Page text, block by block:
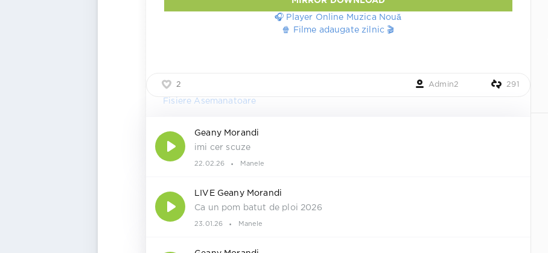
🎧 Player Online Muzica Nouă
🍿 Filme adaugate zilnic 🎬
2 Admin2 291
Fisiere Asemanatoare
Geany Morandi
imi cer scuze
22.02.26 Manele
LIVE Geany Morandi
Ca un pom batut de ploi 2026
23.01.26 Manele